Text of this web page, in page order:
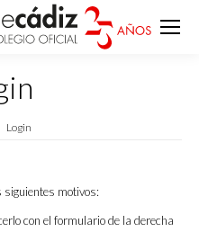
Login
siguientes motivos:
con el formulario de la derecha